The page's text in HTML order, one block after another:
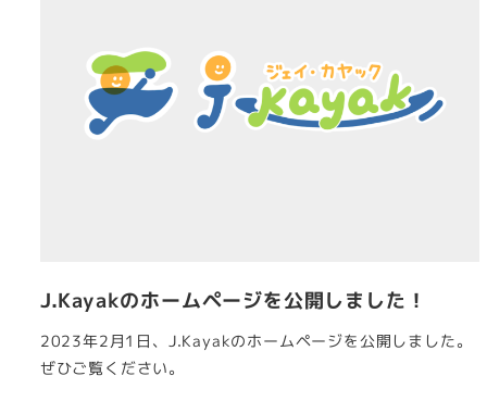
J.Kayakのホームページを公開しました！
2023年2月1日、J.Kayakのホームページを公開しました。
ぜひご覧ください。